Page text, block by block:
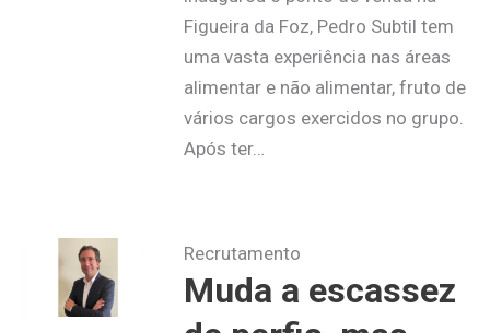
Figueira da Foz, Pedro Subtil tem
uma vasta experiência nas áreas
alimentar e não alimentar, fruto de
vários cargos exercidos no grupo.
Após ter…
Recrutamento
Muda a escassez